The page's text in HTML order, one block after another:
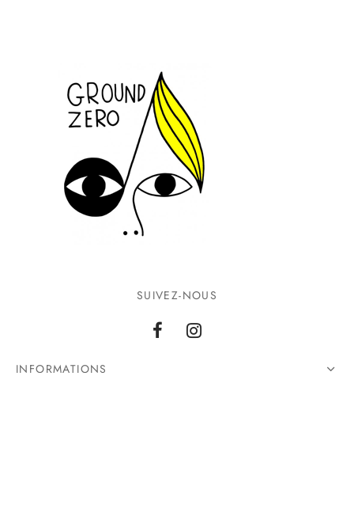
SUIVEZ-NOUS
INFORMATIONS